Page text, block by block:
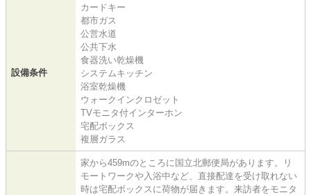
設備条件
カードキー
都市ガス
公営水道
公共下水
食器洗い乾燥機
システムキッチン
浴室乾燥機
ウォークインクロゼット
TVモニタ付インターホン
宅配ボックス
複層ガラス
家から459mのところに国立北郵便局があります。リ
モートワークや入浴中など、直接配達を受け取れない
時は宅配ボックスに荷物が届きます。来訪者をモニタ